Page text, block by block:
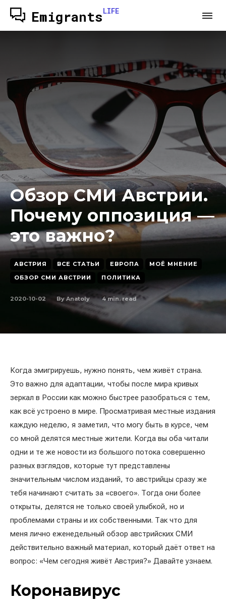
EmigrantsLIFE
Обзор СМИ Австрии.
Почему оппозиция —
это важно?
АВСТРИЯ ВСЕ СТАТЬИ ЕВРОПА
МОЁ МНЕНИЕ
ОБЗОР СМИ АВСТРИИ
ПОЛИТИКА
2020-10-02 By Anatoly 4 min. read
Когда эмигрируешь, нужно понять, чем живёт страна.
Это важно для адаптации, чтобы после мира кривых
зеркал в России как можно быстрее разобраться с тем,
как всё устроено в мире. Просматривая местные издания
каждую неделю, я заметил, что могу быть в курсе, чем
со мной делятся местные жители. Когда вы оба читали
одни и те же новости из большого потока совершенно
разных взглядов, которые тут представлены
значительным числом изданий, то австрийцы сразу же
тебя начинают считать за «своего». Тогда они более
открыты, делятся не только своей улыбкой, но и
проблемами страны и их собственными. Так что для
меня лично еженедельный обзор австрийских СМИ
действительно важный материал, который даёт ответ на
вопрос: «Чем сегодня живёт Австрия?» Давайте узнаем.
Коронавирус